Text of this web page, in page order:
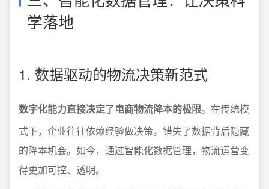
学落地
1. 数据驱动的物流决策新范式
数字化能力直接决定了电商物流降本的极限。在传统模
式下，企业往往依赖经验做决策，错失了数据背后隐藏
的降本机会。如今，通过智能化数据管理，物流运营变
得更加可控、透明。